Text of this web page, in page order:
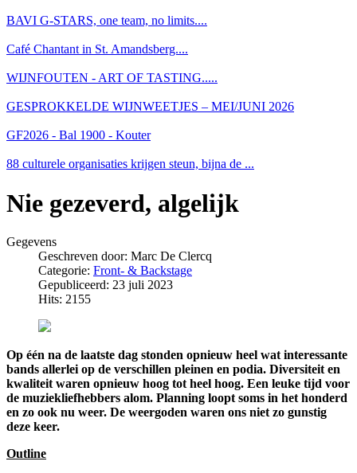
BAVI G-STARS, one team, no limits....
Café Chantant in St. Amandsberg....
WIJNFOUTEN - ART OF TASTING.....
GESPROKKELDE WIJNWEETJES – MEI/JUNI 2026
GF2026 - Bal 1900 - Kouter
88 culturele organisaties krijgen steun, bijna de ...
Nie gezeverd, algelijk
Gegevens
Geschreven door: Marc De Clercq
Categorie: Front- & Backstage
Gepubliceerd: 23 juli 2023
Hits: 2155
Op één na de laatste dag stonden opnieuw heel wat interessante
bands allerlei op de verschillen pleinen en podia. Diversiteit en
kwaliteit waren opnieuw hoog tot heel hoog. Een leuke tijd voor
de muziekliefhebbers alom. Planning loopt soms in het honderd
en zo ook nu weer. De weergoden waren ons niet zo gunstig
deze keer.
Outline